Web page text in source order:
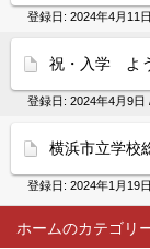
ホーム
登録日: 2024年4月11日
祝・入学 よ
登録日: 2024年4月9日
横浜市立学校
登録日: 2024年1月19日